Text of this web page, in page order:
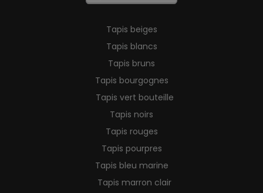
Tapis beiges
Tapis blancs
Tapis bruns
Tapis bourgognes
Tapis vert bouteille
Tapis noirs
Tapis rouges
Tapis pourpres
Tapis bleu marine
Tapis marron clair